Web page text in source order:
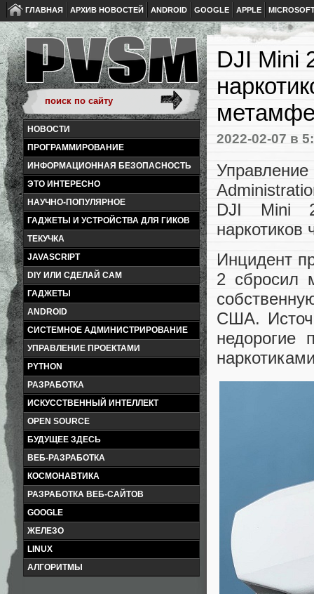
ГЛАВНАЯ АРХИВ НОВОСТЕЙ ANDROID GOOGLE APPLE
НОВОСТИ
ПРОГРАММИРОВАНИЕ
ИНФОРМАЦИОННАЯ БЕЗОПАСНОСТЬ
ЭТО ИНТЕРЕСНО
НАУЧНО-ПОПУЛЯРНОЕ
ГАДЖЕТЫ И УСТРОЙСТВА ДЛЯ ГИКОВ
ТЕКУЧКА
JAVASCRIPT
DIY ИЛИ СДЕЛАЙ САМ
ГАДЖЕТЫ
ANDROID
СИСТЕМНОЕ АДМИНИСТРИРОВАНИЕ
УПРАВЛЕНИЕ ПРОЕКТАМИ
PYTHON
РАЗРАБОТКА
ИСКУССТВЕННЫЙ ИНТЕЛЛЕКТ
OPEN SOURCE
БУДУЩЕЕ ЗДЕСЬ
ВЕБ-РАЗРАБОТКА
КОСМОНАВТИКА
РАЗРАБОТКА ВЕБ-САЙТОВ
GOOGLE
ЖЕЛЕЗО
LINUX
АЛГОРИТМЫ
DJI Mini
2022-02-07 в
DJI Mini
Инцидент
2 сбросил
США.
недорогие